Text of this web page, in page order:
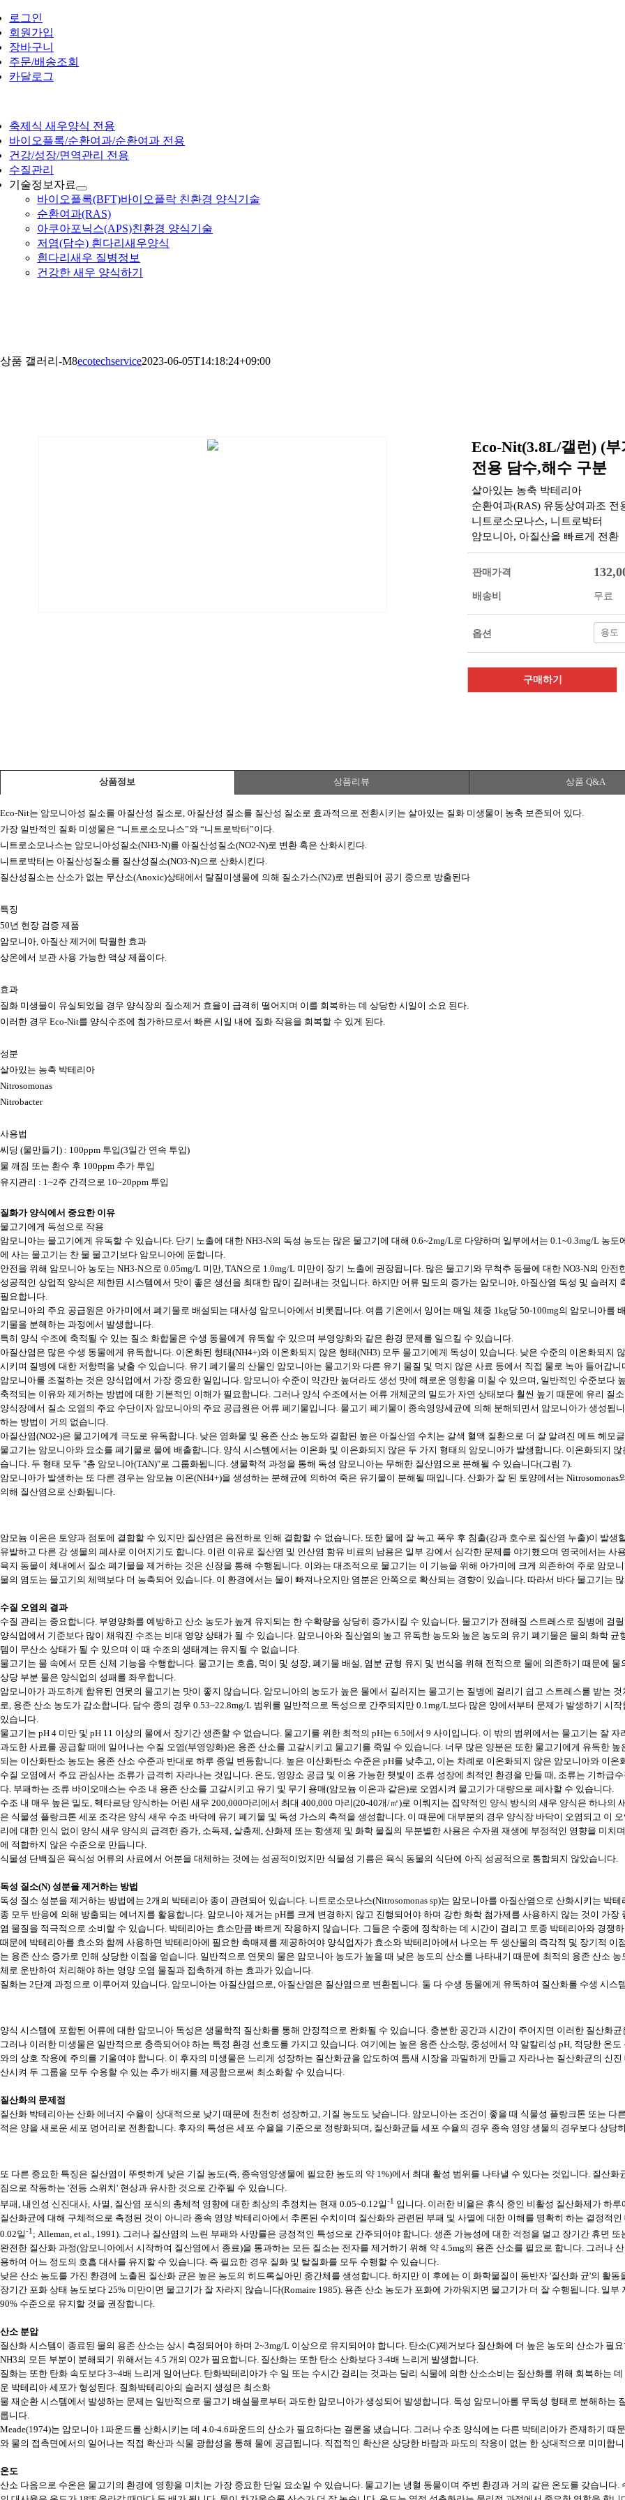
콘
텐
츠
로
건
로그인
회원가입
장바구니
주문/배송조회
카달로그
축제식 새우양식 전용
바이오플록/순환여과/순환여과 전용
건강/성장/면역관리 전용
수질관리
기술정보자료
바이오플록(BFT)바이오플락 친환경 양식기술
순환여과(RAS)
아쿠아포닉스(APS)친환경 양식기술
저염(담수) 흰다리새우양식
흰다리새우 질병정보
건강한 새우 양식하기
상품 갤러리-M8ecotechservice2023-06-05T14:18:24+09:00
Eco-Nit(3.8L/갤런) (
전용 담수,해수 구분
살아있는 농축 박테리아
순환여과(RAS) 유동상여과조 전
니트로소모나스, 니트로박터
암모니아, 아질산을 빠르게 전환
판매가격
배송비 무료
옵션
구매하기
상품정보 상품리뷰 상품 Q&A
Eco-Nit는 암모니아성 질소를 아질산성 질소로, 아질산성 질소를 질산성 질소로 효과적으로 전환시키는 살아있는 질화 미생물이 농축 보존되어 있다.
가장 일반적인 질화 미생물은 “니트로소모나스”와 “니트로박터”이다.
니트로소모나스는 암모니아성질소(NH3-N)를 아질산성질소(NO2-N)로 변환 혹은 산화시킨다.
니트로박터는 아질산성질소를 질산성질소(NO3-N)으로 산화시킨다.
질산성질소는 산소가 없는 무산소(Anoxic)상태에서 탈질미생물에 의해 질소가스(N2)로 변환되어 공기 중으로 방출된다
특징
50년 현장 검증 제품
암모니아, 아질산 제거에 탁월한 효과
상온에서 보관 사용 가능한 액상 제품이다.
효과
질화 미생물이 유실되었을 경우 양식장의 질소제거 효율이 급격히 떨어지며 이를 회복하는 데 상당한 시일이 소요 된다.
이러한 경우 Eco-Nit를 양식수조에 첨가하므로서 빠른 시일 내에 질화 작용을 회복할 수 있게 된다.
성분
살아있는 농축 박테리아
Nitrosomonas
Nitrobacter
사용법
씨딩 (물만들기) : 100ppm 투입(3일간 연속 투입)
물 깨짐 또는 환수 후 100ppm 추가 투입
유지관리 : 1~2주 간격으로 10~20ppm 투입
질화가 양식에서 중요한 이유
물고기에게 독성으로 작용
암모니아는 물고기에게 유독할 수 있습니다. 단기 노출에 대한 NH3-N의 독성 농도는 많은 물고기에 대해 0.6~2mg/L로 다양하며 일부에서는 0.1~0.3mg/L 농
에 사는 물고기는 찬 물 물고기보다 암모니아에 둔합니다.
안전을 위해 암모니아 농도는 NH3-N으로 0.05mg/L 미만, TAN으로 1.0mg/L 미만이 장기 노출에 권장됩니다. 많은 물고기와 무척추 동물에 대한 NO3-N의 안전
성공적인 상업적 양식은 제한된 시스템에서 맛이 좋은 생선을 최대한 많이 길러내는 것입니다. 하지만 어류 밀도의 증가는 암모니아, 아질산염 독성 및 슬러
필요합니다.
암모니아의 주요 공급원은 아가미에서 폐기물로 배설되는 대사성 암모니아에서 비롯됩니다. 여름 기온에서 잉어는 매일 체중 1kg당 50-100mg의 암모니아를
기물을 분해하는 과정에서 발생합니다.
특히 양식 수조에 축적될 수 있는 질소 화합물은 수생 동물에게 유독할 수 있으며 부영양화와 같은 환경 문제를 일으킬 수 있습니다.
아질산염은 많은 수생 동물에게 유독합니다. 이온화된 형태(NH4+)와 이온화되지 않은 형태(NH3) 모두 물고기에게 독성이 있습니다. 낮은 수준의 이온화되지
시키며 질병에 대한 저항력을 낮출 수 있습니다. 유기 폐기물의 산물인 암모니아는 물고기와 다른 유기 물질 및 먹지 않은 사료 등에서 직접 물로 녹아 들어갑
암모니아를 조절하는 것은 양식업에서 가장 중요한 일입니다. 암모니아 수준이 약간만 높더라도 생선 맛에 해로운 영향을 미칠 수 있으며, 일반적인 수준보다
축적되는 이유와 제거하는 방법에 대한 기본적인 이해가 필요합니다. 그러나 양식 수조에서는 어류 개체군의 밀도가 자연 상태보다 훨씬 높기 때문에 유리 질
양식장에서 질소 오염의 주요 수단이자 암모니아의 주요 공급원은 어류 폐기물입니다. 물고기 폐기물이 종속영양세균에 의해 분해되면서 암모니아가 생성됩
하는 방법이 거의 없습니다.
아질산염(NO2-)은 물고기에게 극도로 유독합니다. 낮은 염화물 및 용존 산소 농도와 결합된 높은 아질산염 수치는 갈색 혈액 질환으로 더 잘 알려진 메트 헤모
물고기는 암모니아와 요소를 폐기물로 물에 배출합니다. 양식 시스템에서는 이온화 및 이온화되지 않은 두 가지 형태의 암모니아가 발생합니다. 이온화되지
습니다. 두 형태 모두 "총 암모니아(TAN)"로 그룹화됩니다. 생물학적 과정을 통해 독성 암모니아는 무해한 질산염으로 분해될 수 있습니다(그림 7).
암모니아가 발생하는 또 다른 경우는 암모늄 이온(NH4+)을 생성하는 분해균에 의하여 죽은 유기물이 분해될 때입니다. 산화가 잘 된 토양에서는
의해 질산염으로 산화됩니다.
암모늄 이온은 토양과 점토에 결합할 수 있지만 질산염은 음전하로 인해 결합할 수 없습니다. 또한 물에 잘 녹고 폭우 후 침출(강과 호수로 질산염 누출)이 발
유발하고 다른 강 생물의 폐사로 이어지기도 합니다. 이런 이유로 질산염 및 인산염 함유 비료의 남용은 일부 강에서 심각한 문제를 야기했으며 영국에서는 사
육지 동물이 체내에서 질소 폐기물을 제거하는 것은 신장을 통해 수행됩니다. 이와는 대조적으로 물고기는 이 기능을 위해 아가미에 크게 의존하여 주로 암모
물의 염도는 물고기의 체액보다 더 농축되어 있습니다. 이 환경에서는 물이 빠져나오지만 염분은 안쪽으로 확산되는 경향이 있습니다. 따라서 바다 물고기는
수질 오염의 결과
수질 관리는 중요합니다. 부영양화를 예방하고 산소 농도가 높게 유지되는 한 수확량을 상당히 증가시킬 수 있습니다. 물고기가 전해질 스트레스로 질병에 걸
양식업에서 기준보다 많이 채워진 수조는 비대 영양 상태가 될 수 있습니다. 암모니아와 질산염의 높고 유독한 농도와 높은 농도의 유기 폐기물은 물의 화학
템이 무산소 상태가 될 수 있으며 이 때 수조의 생태계는 유지될 수 없습니다.
물고기는 물 속에서 모든 신체 기능을 수행합니다. 물고기는 호흡, 먹이 및 성장, 폐기물 배설, 염분 균형 유지 및 번식을 위해 전적으로 물에 의존하기 때문에
상당 부분 물은 양식업의 성패를 좌우합니다.
암모니아가 과도하게 함유된 연못의 물고기는 맛이 좋지 않습니다. 암모니아의 농도가 높은 물에서 길러지는 물고기는 질병에 걸리기 쉽고 스트레스를 받는
로, 용존 산소 농도가 감소합니다. 담수 종의 경우 0.53~22.8mg/L 범위를 일반적으로 독성으로 간주되지만 0.1mg/L보다 많은 양에서부터 문제가 발생하기 시
있습니다.
물고기는 pH 4 미만 및 pH 11 이상의 물에서 장기간 생존할 수 없습니다. 물고기를 위한 최적의 pH는 6.5에서 9 사이입니다. 이 밖의 범위에서는 물고기는 잘
과도한 사료를 공급할 때에 일어나는 수질 오염(부영양화)은 용존 산소를 고갈시키고 물고기를 죽일 수 있습니다. 너무 많은 양분은 또한 물고기에게 유독한
되는 이산화탄소 농도는 용존 산소 수준과 반대로 하루 종일 변동합니다. 높은 이산화탄소 수준은 pH를 낮추고, 이는 차례로 이온화되지 않은 암모니아와 이온
수질 오염에서 주요 관심사는 조류가 급격히 자라나는 것입니다. 온도, 영양소 공급 및 이용 가능한 햇빛이 조류 성장에 최적인 환경을 만들 때, 조류는 기하급
다. 부패하는 조류 바이오매스는 수조 내 용존 산소를 고갈시키고 유기 및 무기 용매(암모늄 이온과 같은)로 오염시켜 물고기가 대량으로 폐사할 수 있습니다.
수조 내 매우 높은 밀도, 헥타르당 양식하는 어린 새우 200,000마리에서 최대 400,000 마리(20-40개/㎡)로 이뤄지는 집약적인 양식 방식의 새우 양식은 하나
은 식물성 플랑크톤 세포 조각은 양식 새우 수조 바닥에 유기 폐기물 및 독성 가스의 축적을 생성합니다. 이 때문에 대부분의 경우 양식장 바닥이 오염되고 이
리에 대한 인식 없이 양식 새우 양식의 급격한 증가, 소독제, 살충제, 산화제 또는 항생제 및 화학 물질의 무분별한 사용은 수자원 재생에 부정적인 영향을 미
에 적합하지 않은 수준으로 만듭니다.
식물성 단백질은 육식성 어류의 사료에서 어분을 대체하는 것에는 성공적이었지만 식물성 기름은 육식 동물의 식단에 아직 성공적으로 통합되지 않았습니다.
독성 질소(N) 성분을 제거하는 방법
독성 질소 성분을 제거하는 방법에는 2개의 박테리아 종이 관련되어 있습니다. 니트로소모나스(Nitrosomonas sp)는 암모니아를 아질산염으로 산화시키는 박
종 모두 반응에 의해 방출되는 에너지를 활용합니다. 암모니아 제거는 pH를 크게 변경하지 않고 진행되어야 하며 강한 화학 첨가제를 사용하지 않는 것이 가
염 물질을 적극적으로 소비할 수 있습니다. 박테리아는 효소만큼 빠르게 작용하지 않습니다. 그들은 수중에 정착하는 데 시간이 걸리고 토종 박테리아와 경쟁
때문에 박테리아를 효소와 함께 사용하면 박테리아에 필요한 촉매제를 제공하여야 양식업자가 효소와 박테리아에서 나오는 두 생산물의 즉각적 및 장기적
는 용존 산소 증가로 인해 상당한 이점을 얻습니다. 일반적으로 연못의 물은 암모니아 농도가 높을 때 낮은 농도의 산소를 나타내기 때문에 최적의 용존 산소
체로 운반하여 처리해야 하는 영양 오염 물질과 접촉하게 하는 효과가 있습니다.
질화는 2단계 과정으로 이루어져 있습니다. 암모니아는 아질산염으로, 아질산염은 질산염으로 변환됩니다. 둘 다 수생 동물에게 유독하여 질산화를 수생 시스
양식 시스템에 포함된 어류에 대한 암모니아 독성은 생물학적 질산화를 통해 안정적으로 완화될 수 있습니다. 충분한 공간과 시간이 주어지면 이러한 질산화
그러나 이러한 미생물은 일반적으로 충족되어야 하는 특정 환경 선호도를 가지고 있습니다. 여기에는 높은 용존 산소량, 중성에서 약 알칼리성 pH, 적당한 온
와의 상호 작용에 주의를 기울여야 합니다. 이 후자의 미생물은 느리게 성장하는 질산화균을 압도하여 틈새 시장을 과밀하게 만들고 자라나는 질산화균의 신
산시켜 두 그룹을 모두 수용할 수 있는 추가 배지를 제공함으로써 최소화할 수 있습니다.
질산화의 문제점
질산화 박테리아는 산화 에너지 수율이 상대적으로 낮기 때문에 천천히 성장하고, 기질 농도도 낮습니다. 암모니아는 조건이 좋을 때 식물성 플랑크톤 또는
적은 양을 새로운 세포 덩어리로 전환합니다. 후자의 특성은 세포 수율을 기준으로 정량화되며, 질산화균들 세포 수율의 경우 종속 영양 생물의 경우보다 상당
또 다른 중요한 특징은 질산염이 뚜렷하게 낮은 기질 농도(즉, 종속영양생물에 필요한 농도의 약 1%)에서 최대 활성 범위를 나타낼 수 있다는 것입니다. 질산
짐으로 작동하는 '전등 스위치' 현상과 유사한 것으로 간주될 수 있습니다.
부패, 내인성 신진대사, 사멸, 질산염 포식의 총체적 영향에 대한 최상의 추정치는 현재 0.05~0.12일-1 입니다. 이러한 비율은 휴식 중인 비활성 질산화제가 하
질산화균에 대해 구체적으로 측정된 것이 아니라 종속 영양 박테리아에서 추론된 수치이며 질산화와 관련된 부패 및 사멸에 대한 이해를 명확히 하는 결정적
0.02일-1 ; Alleman, et al., 1991). 그러나 질산염의 느린 부패와 사망률은 긍정적인 특성으로 간주되어야 합니다. 생존 가능성에 대한 걱정을 덜고 장기간 휴면
완전한 질산화 과정(암모니아에서 시작하여 질산염에서 종료)을 통과하는 모든 질소는 전자를 제거하기 위해 약 4.5mg의 용존 산소를 필요로 합니다. 그러나
용하여 어느 정도의 호흡 대사를 유지할 수 있습니다. 즉 필요한 경우 질화 및 탈질화를 모두 수행할 수 있습니다.
낮은 산소 농도를 가진 환경에 노출된 질산화 균은 높은 농도의 히드록실아민 중간체를 생성합니다. 하지만 이 후에는 이 화학물질이 동반자 '질산화 균'의 활
장기간 포화 상태 농도보다 25% 미만이면 물고기가 잘 자라지 않습니다(Romaire 1985). 용존 산소 농도가 포화에 가까워지면 물고기가 더 잘 수행됩니다. 일
90% 수준으로 유지할 것을 권장합니다.
산소 분압
질산화 시스템이 종료된 물의 용존 산소는 상시 측정되어야 하며 2~3mg/L 이상으로 유지되어야 합니다. 탄소(C)제거보다 질산화에 더 높은 농도의 산소가 필
NH3의 모든 부분이 분해되기 위해서는 4.5 개의 O2가 필요합니다. 질산화는 또한 탄소 산화보다 3-4배 느리게 발생합니다.
질화는 또한 탄화 속도보다 3~4배 느리게 일어난다. 탄화박테리아가 수 일 또는 수시간 걸리는 것과는 달리 식물에 의한 산소소비는 질산화를 위해 회복하는
운 박테리아 세포가 형성된다. 질화박테리아의 슬러지 생성은 최소화
물 재순환 시스템에서 발생하는 문제는 일반적으로 물고기 배설물로부터 과도한 암모니아가 생성되어 발생합니다. 독성 암모니아를 무독성 형태로 분해하는
릅니다.
Meade(1974)는 암모니아 1파운드를 산화시키는 데 4.0-4.6파운드의 산소가 필요하다는 결론을 냈습니다. 그러나 수조 양식에는 다른 박테리아가 존재하기
와 물의 접촉면에서의 일어나는 직접 확산과 식물 광합성을 통해 물에 공급됩니다. 직접적인 확산은 상당한 바람과 파도의 작용이 없는 한 상대적으로 미미합
온도
산소 다음으로 수온은 물고기의 환경에 영향을 미치는 가장 중요한 단일 요소일 수 있습니다. 물고기는 냉혈 동물이며 주변 환경과 거의 같은 온도를 갖습니다